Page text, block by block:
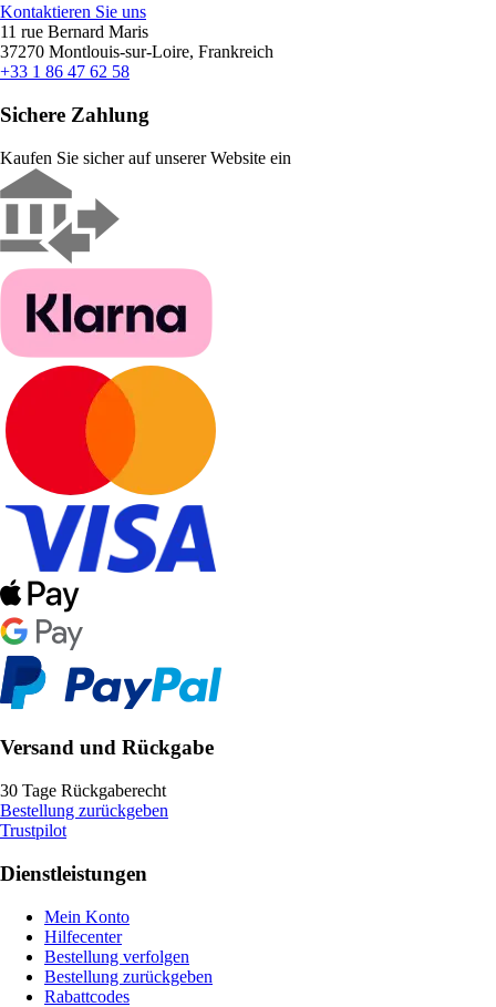
Kontaktieren Sie uns
11 rue Bernard Maris
37270 Montlouis-sur-Loire, Frankreich
+33 1 86 47 62 58
Sichere Zahlung
Kaufen Sie sicher auf unserer Website ein
Versand und Rückgabe
30 Tage Rückgaberecht
Bestellung zurückgeben
Trustpilot
Dienstleistungen
Mein Konto
Hilfecenter
Bestellung verfolgen
Bestellung zurückgeben
Rabattcodes